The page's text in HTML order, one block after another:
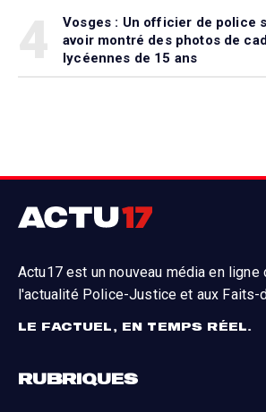
Vosges : Un officier de police
avoir montré des photos de
lycéennes de 15 ans
Actu17 est un nouveau média en ligne
l'actualité Police-Justice et aux Faits-
LE FACTUEL, EN TEMPS RÉEL.
RUBRIQUES